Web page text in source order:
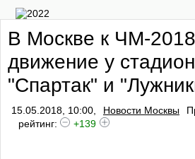
В Москве к ЧМ-
движение у
"Спартак" и
15.05.2018, 10:00, Новости Москвы
рейтинг:
+139